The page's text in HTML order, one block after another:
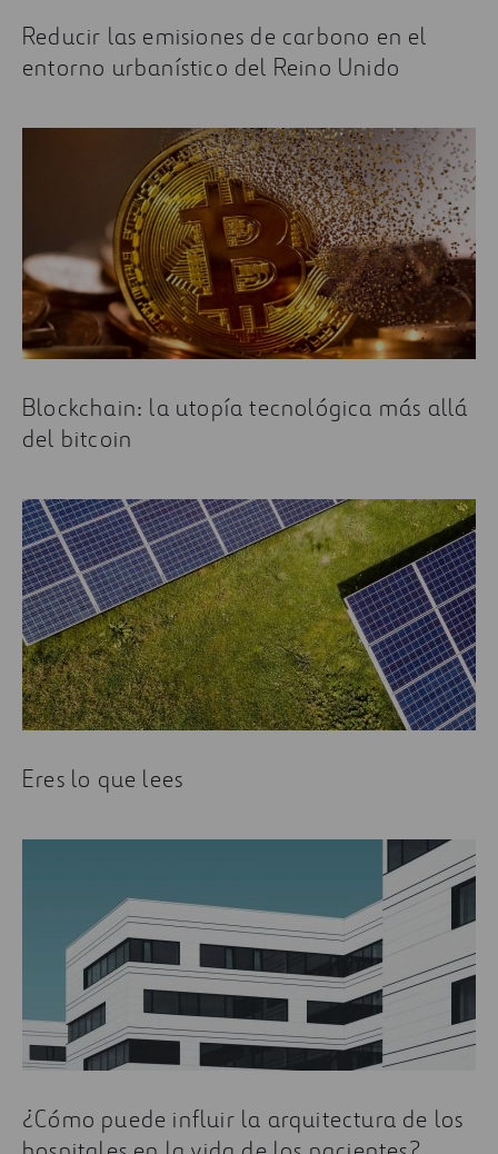
Reducir las emisiones de carbono en el
entorno urbanístico del Reino Unido
Blockchain: la utopía tecnológica más allá
del bitcoin
Eres lo que lees
¿Cómo puede influir la arquitectura de los